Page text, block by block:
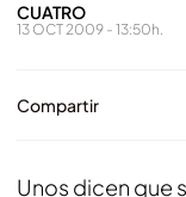
CUATRO
13 OCT 2009 - 13:50h.
Compartir
Unos dicen que